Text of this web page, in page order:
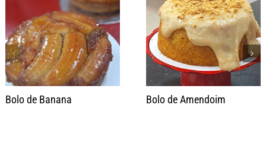
Bolo de Banana Bolo de Amendoim